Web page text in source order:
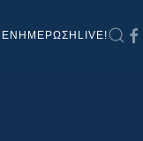
ΕΝΗΜΕΡΩΣΗ LIVE!